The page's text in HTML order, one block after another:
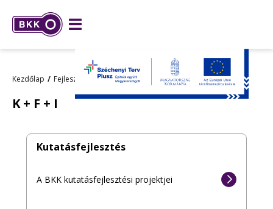
Kezdőlap Fejlesztések K + F + I
K + F + I
Kutatásfejlesztés
A BKK kutatásfejlesztési projektjei